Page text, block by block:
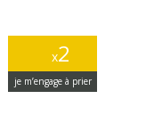
x2
je m’engage à prier